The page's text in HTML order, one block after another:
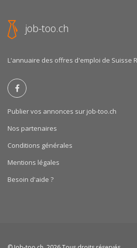
job-too.ch
L'annuaire des offres d'emploi de Suisse
Publier vos annonces sur job-too.ch
Nos partenaires
Conditions générales
Mentions légales
Besoin d'aide ?